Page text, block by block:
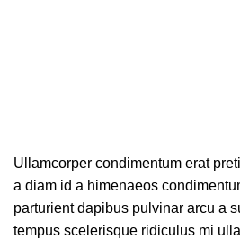
Ullamcorper condimentum erat
a diam id a himenaeos
parturient dapibus pulvinar arcu a
tempus scelerisque ridiculus mi